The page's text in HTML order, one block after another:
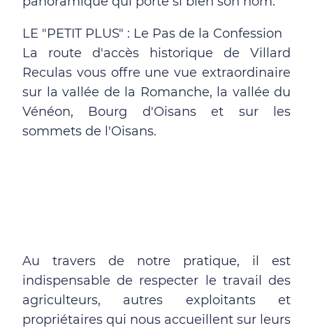
LE "PETIT PLUS" : Le Pas de la Confession
La route d'accès historique de Villard
Reculas vous offre une vue extraordinaire
sur la vallée de la Romanche, la vallée du
Vénéon, Bourg d'Oisans et sur les
sommets de l'Oisans.
Au travers de notre pratique, il est
indispensable de respecter le travail des
agriculteurs, autres exploitants et
propriétaires qui nous accueillent sur leurs